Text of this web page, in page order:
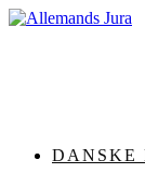
Skip
DANSKE